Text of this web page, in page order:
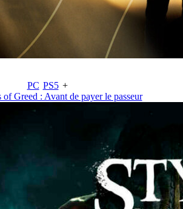
PC PS5 +
of Greed : Avant de payer le passeur